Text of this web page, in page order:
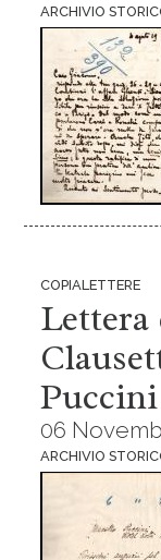
ARCHIVIO
COPIALETTERE
Lettera
Puccini
06
ARCHIVIO